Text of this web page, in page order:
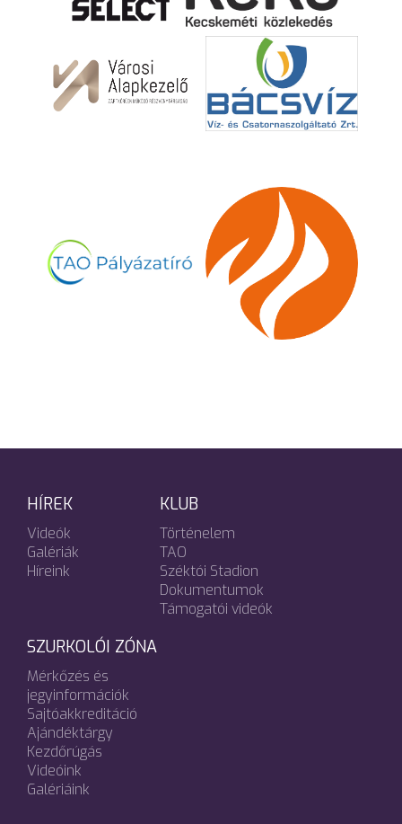
HÍREK
Videók
Galériák
Híreink
KLUB
Történelem
TAO
Széktói Stadion
Dokumentumok
Támogatói videók
SZURKOLÓI ZÓNA
Mérkőzés és
jegyinformációk
Sajtóakkreditáció
Ajándéktárgy
Kezdőrúgás
Videóink
Galériáink